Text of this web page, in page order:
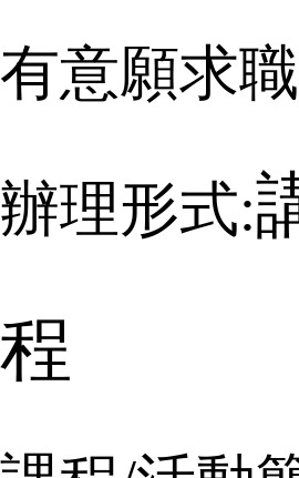
有意願求
辦理形式:
程